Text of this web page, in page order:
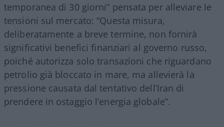
temporanea di 30 giorni” pensata per alleviare le
tensioni sul mercato: “Questa misura,
deliberatamente a breve termine, non fornirà
significativi benefici finanziari al governo russo,
poiché autorizza solo transazioni che riguardano
petrolio già bloccato in mare, ma allevierà la
pressione causata dal tentativo dell’Iran di
prendere in ostaggio l’energia globale”.